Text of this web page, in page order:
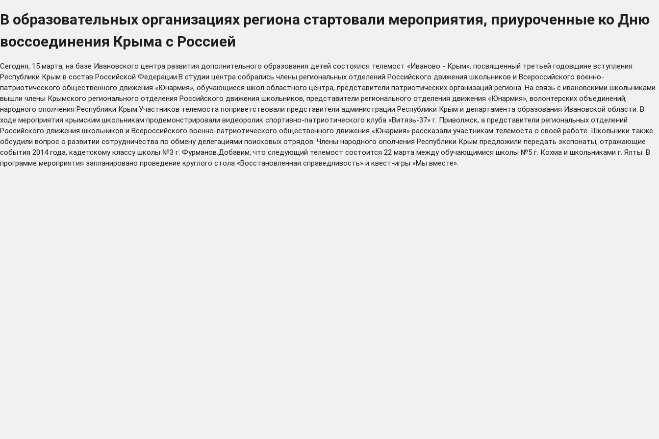
В образовательных организациях региона стартовали мероприятия, приуроченные ко Дню
воссоединения Крыма с Россией
Сегодня, 15 марта, на базе Ивановского центра развития дополнительного образования детей состоялся телемост «Иваново - Крым», посвященный третьей годовщине вступления
Республики Крым в состав Российской Федерации.В студии центра собрались члены региональных отделений Российского движения школьников и Всероссийского военно-
патриотического общественного движения «Юнармия», обучающиеся школ областного центра, представители патриотических организаций региона. На связь с ивановскими школьниками
вышли члены Крымского регионального отделения Российского движения школьников, представители регионального отделения движения «Юнармия», волонтерских объединений,
народного ополчения Республики Крым.Участников телемоста поприветствовали представители администрации Республики Крым и департамента образования Ивановской области. В
ходе мероприятия крымским школьникам продемонстрировали видеоролик спортивно-патриотического клуба «Витязь-37» г. Приволжск, а представители региональных отделений
Российского движения школьников и Всероссийского военно-патриотического общественного движения «Юнармия» рассказали участникам телемоста о своей работе. Школьники также
обсудили вопрос о развитии сотрудничества по обмену делегациями поисковых отрядов. Члены народного ополчения Республики Крым предложили передать экспонаты, отражающие
события 2014 года, кадетскому классу школы №3 г. Фурманов.Добавим, что следующий телемост состоится 22 марта между обучающимися школы №5 г. Кохма и школьниками г. Ялты. В
программе мероприятия запланировано проведение круглого стола «Восстановленная справедливость» и квест-игры «Мы вместе».